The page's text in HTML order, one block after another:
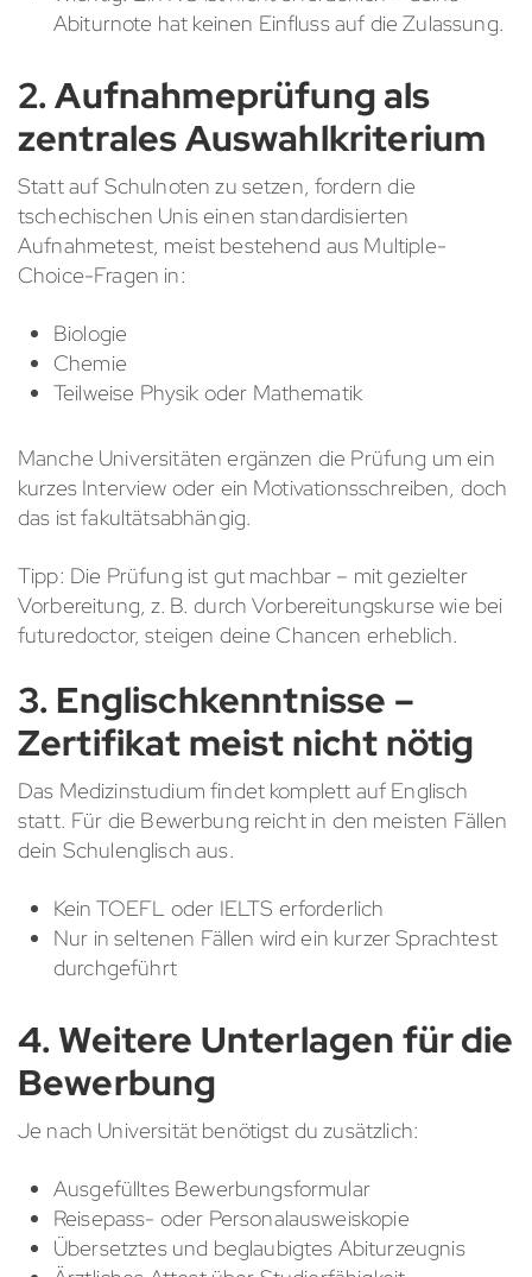
Abiturnote hat keinen Einfluss auf die Zulassung.
2. Aufnahmeprüfung als
zentrales Auswahlkriterium
Statt auf Schulnoten zu setzen, fordern die
tschechischen Unis einen standardisierten
Aufnahmetest, meist bestehend aus Multiple-
Choice-Fragen in:
Biologie
Chemie
Teilweise Physik oder Mathematik
Manche Universitäten ergänzen die Prüfung um ein
kurzes Interview oder ein Motivationsschreiben, doch
das ist fakultätsabhängig.
Tipp: Die Prüfung ist gut machbar – mit gezielter
Vorbereitung, z. B. durch Vorbereitungskurse wie bei
futuredoctor, steigen deine Chancen erheblich.
3. Englischkenntnisse –
Zertifikat meist nicht nötig
Das Medizinstudium findet komplett auf Englisch
statt. Für die Bewerbung reicht in den meisten Fällen
dein Schulenglisch aus.
Kein TOEFL oder IELTS erforderlich
Nur in seltenen Fällen wird ein kurzer Sprachtest
durchgeführt
4. Weitere Unterlagen für die
Bewerbung
Je nach Universität benötigst du zusätzlich:
Ausgefülltes Bewerbungsformular
Reisepass- oder Personalausweiskopie
Übersetztes und beglaubigtes Abiturzeugnis